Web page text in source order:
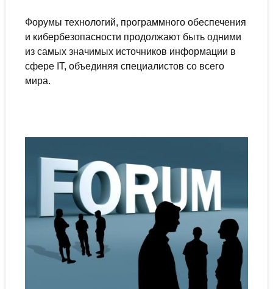
Форумы технологий, программного обеспечения
и кибербезопасности продолжают быть одними
из самых значимых источников информации в
сфере IT, объединяя специалистов со всего
мира.